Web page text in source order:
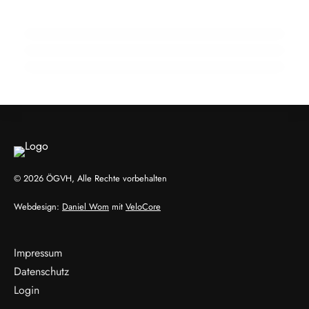
© 2026 ÖGVH, Alle Rechte vorbehalten
Webdesign: Daniel Wom mit VeloCore
Impressum
Datenschutz
Login